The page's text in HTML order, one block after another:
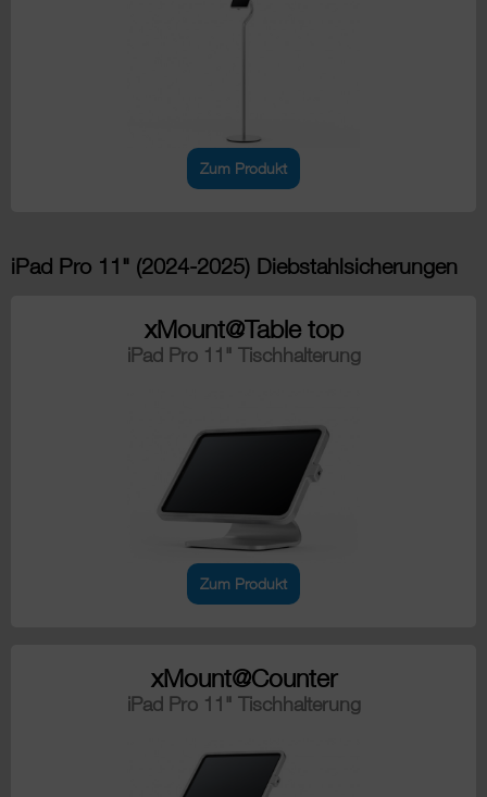
Zum Produkt
iPad Pro 11" (2024-2025) Diebstahlsicherungen
xMount@Table top
iPad Pro 11" Tischhalterung
Zum Produkt
xMount@Counter
iPad Pro 11" Tischhalterung